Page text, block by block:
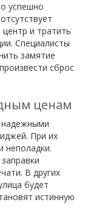
успешно
и тратить
Специалисты
замятие
сброс
ценам
При их
неполадки.
В других
будет
истинную